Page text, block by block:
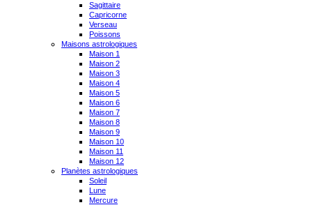
Sagittaire
Capricorne
Verseau
Poissons
Maisons astrologiques
Maison 1
Maison 2
Maison 3
Maison 4
Maison 5
Maison 6
Maison 7
Maison 8
Maison 9
Maison 10
Maison 11
Maison 12
Planètes astrologiques
Soleil
Lune
Mercure